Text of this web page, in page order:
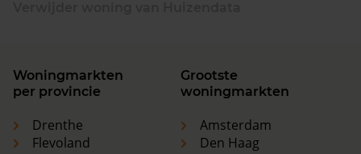
Woningmarkten
per provincie
Drenthe
Flevoland
Grootste
woningmarkten
Amsterdam
Den Haag